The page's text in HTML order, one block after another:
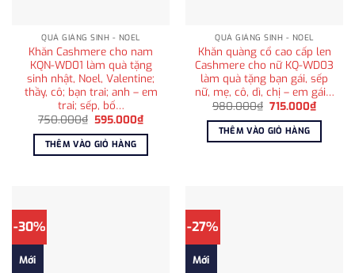
QUÀ GIÁNG SINH - NOEL
Khăn Cashmere cho nam
KQN-WD01 làm quà tặng
sinh nhật, Noel, Valentine;
thầy, cô; bạn trai; anh – em
trai; sếp, bố…
750.000₫ Giá
là:
750.000₫.
595.000₫Giá
tại
595.000₫.
THÊM VÀO GIỎ HÀNG
QUÀ GIÁNG SINH - NOEL
Khăn quàng cổ cao cấp len
Cashmere cho nữ KQ-WD03
làm quà tặng bạn gái, sếp
nữ, mẹ, cô, dì, chị – em gái…
980.000₫ Giá
là:
980.000₫.
715.000₫Giá
tại
THÊM VÀO GIỎ HÀNG
-30%
Mới
-27%
Mới